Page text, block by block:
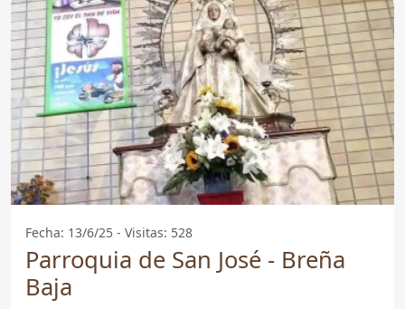
Fecha: 13/6/25 - Visitas: 528
Parroquia de San José - Breña
Baja